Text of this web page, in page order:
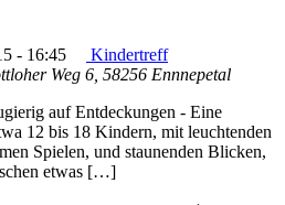
- 16:45
Kindertreff
Weg 6, 58256 Ennnepetal
auf Entdeckungen - Eine
12 bis 18 Kindern, mit leuchtenden
Spielen, und staunenden Blicken,
etwas […]